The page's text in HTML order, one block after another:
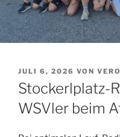
VERÖFFENTLICHT
AM
JULI 6, 2026 VON
Stockerlplatz-
WSVler beim